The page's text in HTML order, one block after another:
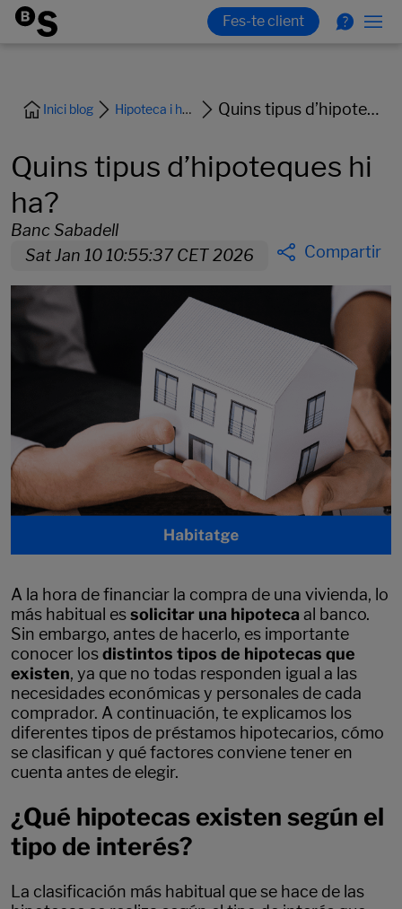
Inici blog Hipoteca i habitatge Quins tipus d’hipoteques hi ha?
Quins tipus d’hipoteques hi
ha?
Banc Sabadell
Sat Jan 10 10:55:37 CET 2026
Compartir
A la hora de financiar la compra de una vivienda, lo
más habitual essolicitar una hipoteca al banco.
Sin embargo, antes de hacerlo, es importante
conocer losdistintos tipos de hipotecas que
existen, ya que no todas responden igual a las
necesidades económicas y personales de cada
comprador. A continuación, te explicamos los
diferentes tipos de préstamos hipotecarios, cómo
se clasifican y qué factores conviene tener en
cuenta antes de elegir.
¿Qué hipotecas existen según el
tipo de interés?
La clasificación más habitual que se hace de las